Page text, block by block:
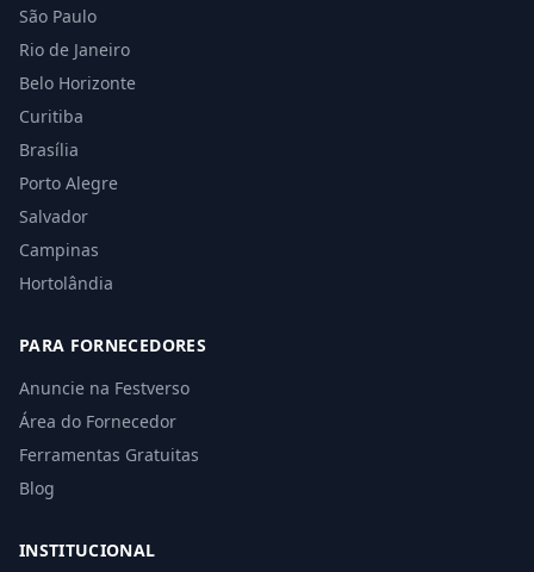
São Paulo
Rio de Janeiro
Belo Horizonte
Curitiba
Brasília
Porto Alegre
Salvador
Campinas
Hortolândia
PARA FORNECEDORES
Anuncie na Festverso
Área do Fornecedor
Ferramentas Gratuitas
Blog
INSTITUCIONAL